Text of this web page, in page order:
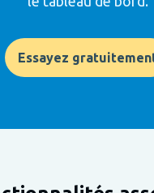
Essayez